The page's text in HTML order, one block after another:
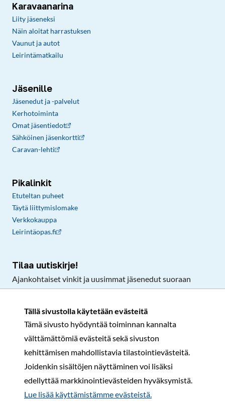
Tällä sivustolla käytetään evästeitä
Tämä sivusto hyödyntää toiminnan kannalta
välttämättömiä evästeitä sekä sivuston
kehittämisen mahdollistavia tilastointievästeitä.
Joidenkin sisältöjen näyttäminen voi lisäksi
edellyttää markkinointievästeiden hyväksymistä.
Lue lisää käyttämistämme evästeistä.​​​​​​
Karavaanarina
Liity jäseneksi
Näin aloitat harrastuksen
Vaunut ja autot
Leirintämatkailu
Jäsenille
Jäsenedut ja -palvelut
Kerhotoiminta
Omat jäsentiedot
Sähköinen jäsenkortti
Caravan-lehti
Pikalinkit
Etuteltan puheet
Täytä liittymislomake
Verkkokauppa
Leirintäopas.fi
Tilaa uutiskirje!
Ajankohtaiset vinkit ja uusimmat jäsenedut suoraan
Rekisteri- ja tietosuojaselosteSopimusehdot